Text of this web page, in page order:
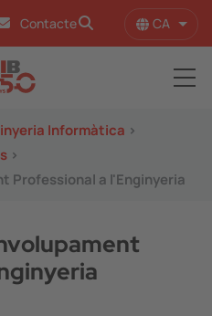
Contacte CA
Informàtica >
>
Professional a l'Enginyeria